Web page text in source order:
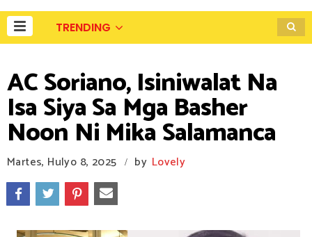
TRENDING
AC Soriano, Isiniwalat Na
Isa Siya Sa Mga Basher
Noon Ni Mika Salamanca
Martes, Hulyo 8, 2025 / by Lovely